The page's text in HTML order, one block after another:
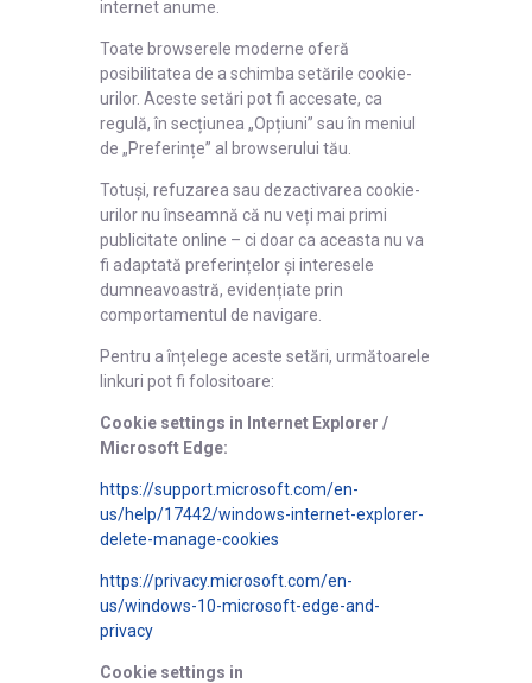
internet anume.
Toate browserele moderne oferă
posibilitatea de a schimba setările cookie-
urilor. Aceste setări pot fi accesate, ca
regulă, în secțiunea „Opțiuni” sau în meniul
de „Preferințe” al browserului tău.
Totuși, refuzarea sau dezactivarea cookie-
urilor nu înseamnă că nu veți mai primi
publicitate online – ci doar ca aceasta nu va
fi adaptată preferințelor și interesele
dumneavoastră, evidențiate prin
comportamentul de navigare.
Pentru a înțelege aceste setări, următoarele
linkuri pot fi folositoare:
Cookie settings in Internet Explorer /
Microsoft Edge:
https://support.microsoft.com/en-
us/help/17442/windows-internet-explorer-
delete-manage-cookies
https://privacy.microsoft.com/en-
us/windows-10-microsoft-edge-and-
privacy
Cookie settings in